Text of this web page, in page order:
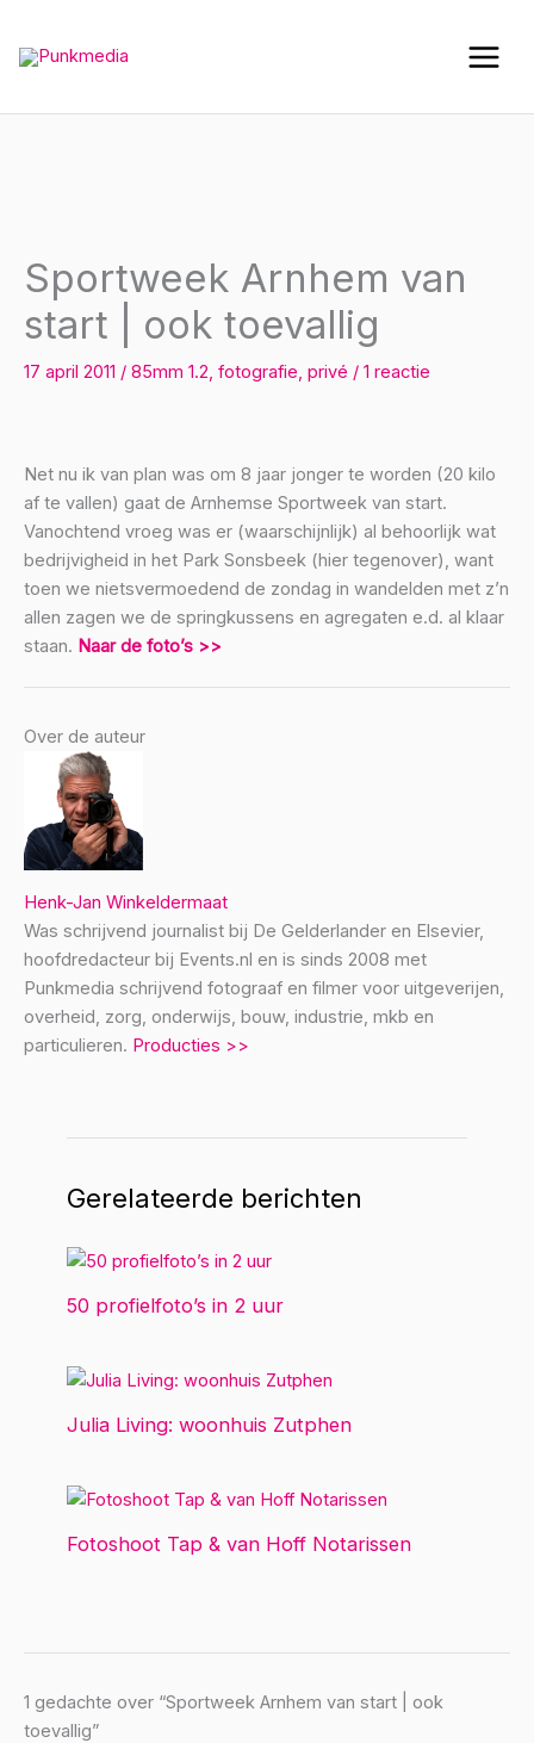
de
Sportweek Arnhem van
start | ook toevallig
17 april 2011 / 85mm 1.2, fotografie, privé / 1 reactie
Net nu ik van plan was om 8 jaar jonger te worden (20 kilo
af te vallen) gaat de Arnhemse Sportweek van start.
Vanochtend vroeg was er (waarschijnlijk) al behoorlijk wat
bedrijvigheid in het Park Sonsbeek (hier tegenover), want
toen we nietsvermoedend de zondag in wandelden met z’n
allen zagen we de springkussens en agregaten e.d. al klaar
staan. Naar de foto’s >>
Over de auteur
Henk-Jan Winkeldermaat
Was schrijvend journalist bij De Gelderlander en Elsevier,
hoofdredacteur bij Events.nl en is sinds 2008 met
Punkmedia schrijvend fotograaf en filmer voor uitgeverijen,
overheid, zorg, onderwijs, bouw, industrie, mkb en
particulieren. Producties >>
Gerelateerde berichten
50 profielfoto’s in 2 uur
Julia Living: woonhuis Zutphen
Fotoshoot Tap & van Hoff Notarissen
1 gedachte over “Sportweek Arnhem van start | ook
toevallig”